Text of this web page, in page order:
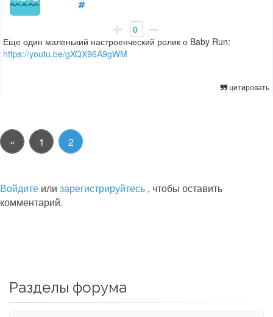
0
Еще один маленький настроенческий ролик о Baby Run:
https://youtu.be/gXQX96A9gWM
цитировать
« 1 2
Войдите или зарегистрируйтесь , чтобы оставить
комментарий.
Разделы форума